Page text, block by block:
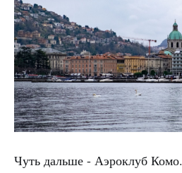
Чуть дальше - Аэроклуб Комо.